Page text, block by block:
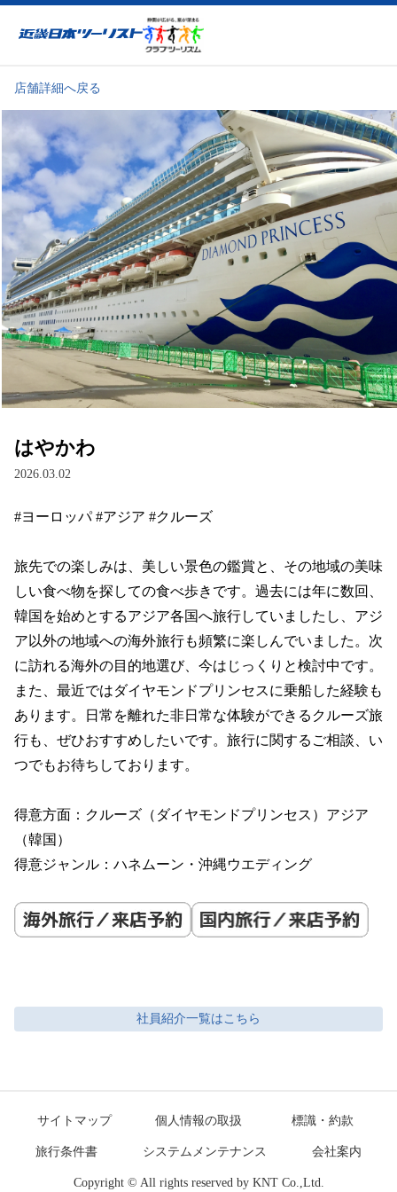
近畿日本ツーリスト
店舗詳細へ戻る
はやかわ
2026.03.02
#ヨーロッパ #アジア #クルーズ
旅先での楽しみは、美しい景色の鑑賞と、その地域の美味
しい食べ物を探しての食べ歩きです。過去には年に数回、
韓国を始めとするアジア各国へ旅行していましたし、アジ
ア以外の地域への海外旅行も頻繁に楽しんでいました。次
に訪れる海外の目的地選び、今はじっくりと検討中です。
また、最近ではダイヤモンドプリンセスに乗船した経験も
あります。日常を離れた非日常な体験ができるクルーズ旅
行も、ぜひおすすめしたいです。旅行に関するご相談、い
つでもお待ちしております。
得意方面：クルーズ（ダイヤモンドプリンセス）アジア
（韓国）
社員紹介一覧はこちら
サイトマップ 個人情報の取扱 標識・約款
旅行条件書 システムメンテナンス 会社案内
Copyright © All rights reserved by KNT Co.,Ltd.